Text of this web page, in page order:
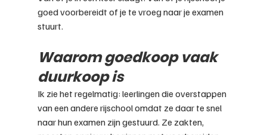
goed voorbereidt of je te vroeg naar je examen
stuurt.
Waarom goedkoop vaak
duurkoop is
Ik zie het regelmatig: leerlingen die overstappen
van een andere rijschool omdat ze daar te snel
naar hun examen zijn gestuurd. Ze zakten,